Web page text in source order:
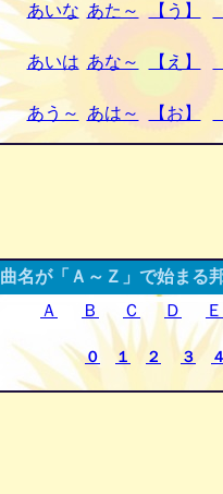
あいな あた～ 【う】
あいは あな～ 【え】
あう～ あは～ 【お】
曲名が「Ａ～Ｚ」で始まる
Ａ
Ｂ Ｃ Ｄ Ｅ
０ １ ２ ３